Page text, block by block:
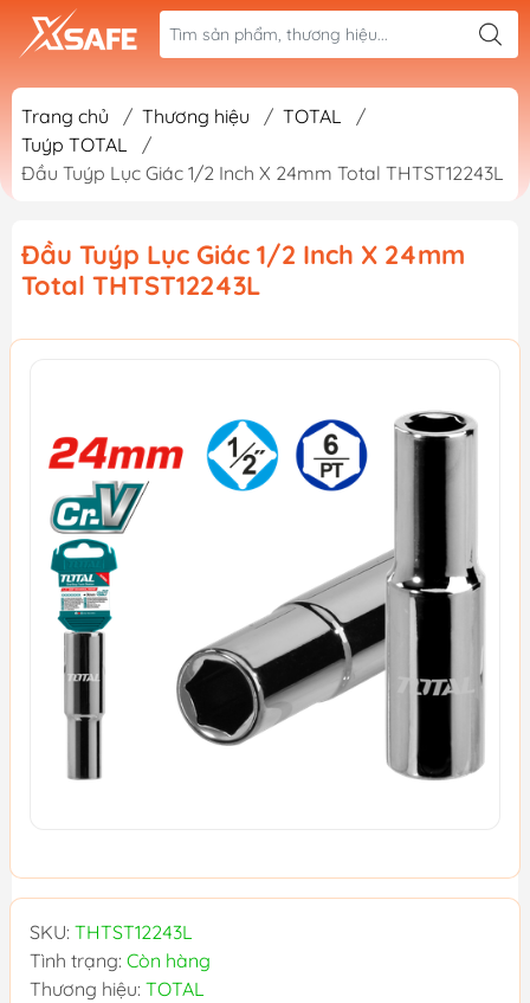
Trang chủ / Thương hiệu / TOTAL
/
Tuýp TOTAL
/
Đầu Tuýp Lục Giác 1/2 Inch X 24mm Total THTST12243L
Đầu Tuýp Lục Giác 1/2 Inch X 24mm
Total THTST12243L
SKU: THTST12243L
Tình trạng: Còn hàng
Thương hiệu: TOTAL